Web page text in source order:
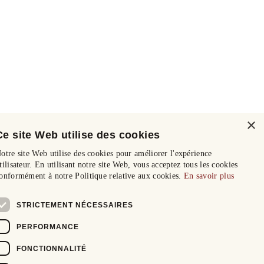
×
site Web utilise des cookies
site Web utilise des cookies pour améliorer l'expérience
En utilisant notre site Web, vous acceptez tous les cookies
à notre Politique relative aux cookies. En savoir plus
STRICTEMENT NÉCESSAIRES
PERFORMANCE
FONCTIONNALITÉ